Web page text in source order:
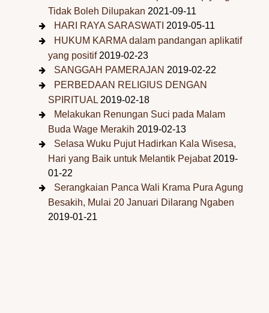
Tidak Boleh Dilupakan 2021-09-11
HARI RAYA SARASWATI 2019-05-11
HUKUM KARMA dalam pandangan aplikatif
yang positif 2019-02-23
SANGGAH PAMERAJAN 2019-02-22
PERBEDAAN RELIGIUS DENGAN
SPIRITUAL 2019-02-18
Melakukan Renungan Suci pada Malam
Buda Wage Merakih 2019-02-13
Selasa Wuku Pujut Hadirkan Kala Wisesa,
Hari yang Baik untuk Melantik Pejabat 2019-
01-22
Serangkaian Panca Wali Krama Pura Agung
Besakih, Mulai 20 Januari Dilarang Ngaben
2019-01-21